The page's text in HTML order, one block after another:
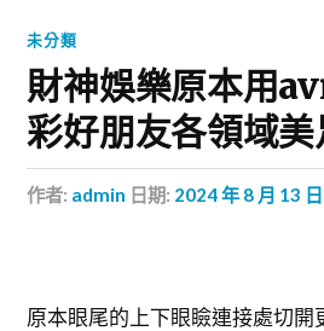
未分類
財神娛樂原本用
彩好朋友各領域美
作者: admin 日期: 2024 年 8 月 13 日
原本眼尾的上下眼瞼連接處切開